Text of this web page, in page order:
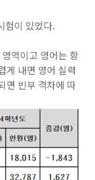
험이 있었다.
역이고 영어는 항
게 내면 영어 실력
면 빈부 격차에 따